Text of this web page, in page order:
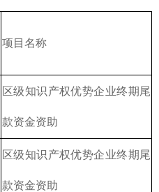
项目名称
区级知识产权优势企业终期尾
款资金资助
区级知识产权优势企业终期尾
款资金资助